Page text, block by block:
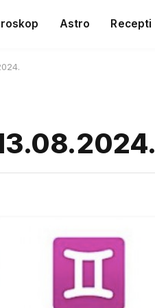
Astro Recepti